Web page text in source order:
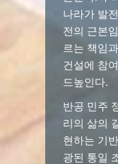
나라가 발
전의 근본
르는 책임
건설에 참
드높인다.
반공 민주
리의 삶의
현하는 기
광된 통일